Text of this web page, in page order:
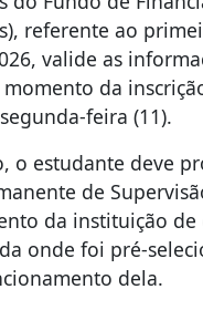
referente ao
valide as
da
feira (11).
o estudante deve
de
da instituição de
onde foi pré-
dela.